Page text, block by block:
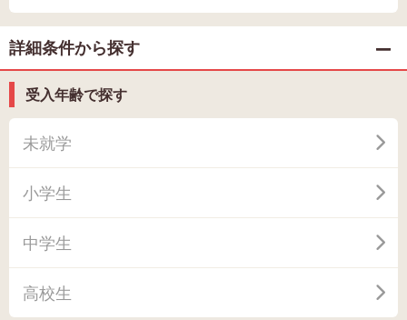
詳細条件から探す
受入年齢で探す
未就学
小学生
中学生
高校生